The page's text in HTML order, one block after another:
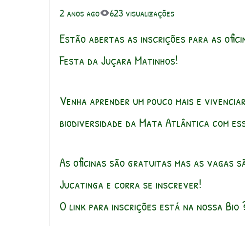
2 anos ago 623 visualizações
Estão abertas as inscrições para as
Festa da Juçara Matinhos!
Venha aprender um pouco mais e
biodiversidade da Mata Atlântica com
As oficinas são gratuitas mas as vagas
Jucatinga e corra se inscrever!
O link para inscrições está na nossa Bio